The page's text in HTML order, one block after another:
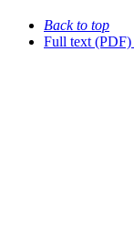
Back to top
Full text (PDF)